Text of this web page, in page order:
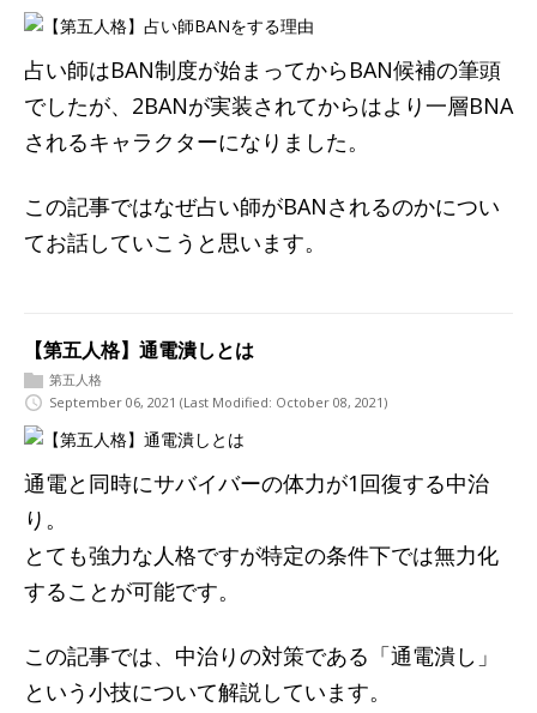
占い師はBAN制度が始まってからBAN候補の筆頭
でしたが、2BANが実装されてからはより一層BNA
されるキャラクターになりました。
この記事ではなぜ占い師がBANされるのかについ
てお話していこうと思います。
【第五人格】通電潰しとは
第五人格
September 06, 2021 (Last Modified: October 08, 2021)
通電と同時にサバイバーの体力が1回復する中治
り。
とても強力な人格ですが特定の条件下では無力化
することが可能です。
この記事では、中治りの対策である「通電潰し」
という小技について解説しています。